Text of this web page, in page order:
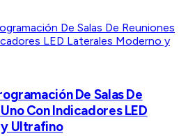
De Salas De
Con Indicadores LED
Ultrafino